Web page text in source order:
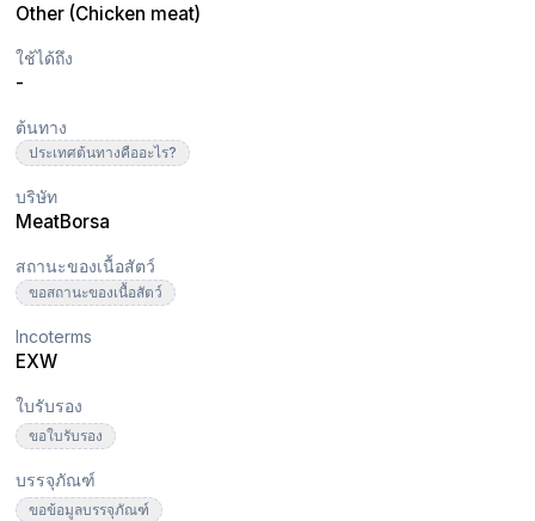
Other (Chicken meat)
ใช้ได้ถึง
-
ต้นทาง
ประเทศต้นทางคืออะไร?
บริษัท
MeatBorsa
สถานะของเนื้อสัตว์
ขอสถานะของเนื้อสัตว์
Incoterms
EXW
ใบรับรอง
ขอใบรับรอง
บรรจุภัณฑ์
ขอข้อมูลบรรจุภัณฑ์